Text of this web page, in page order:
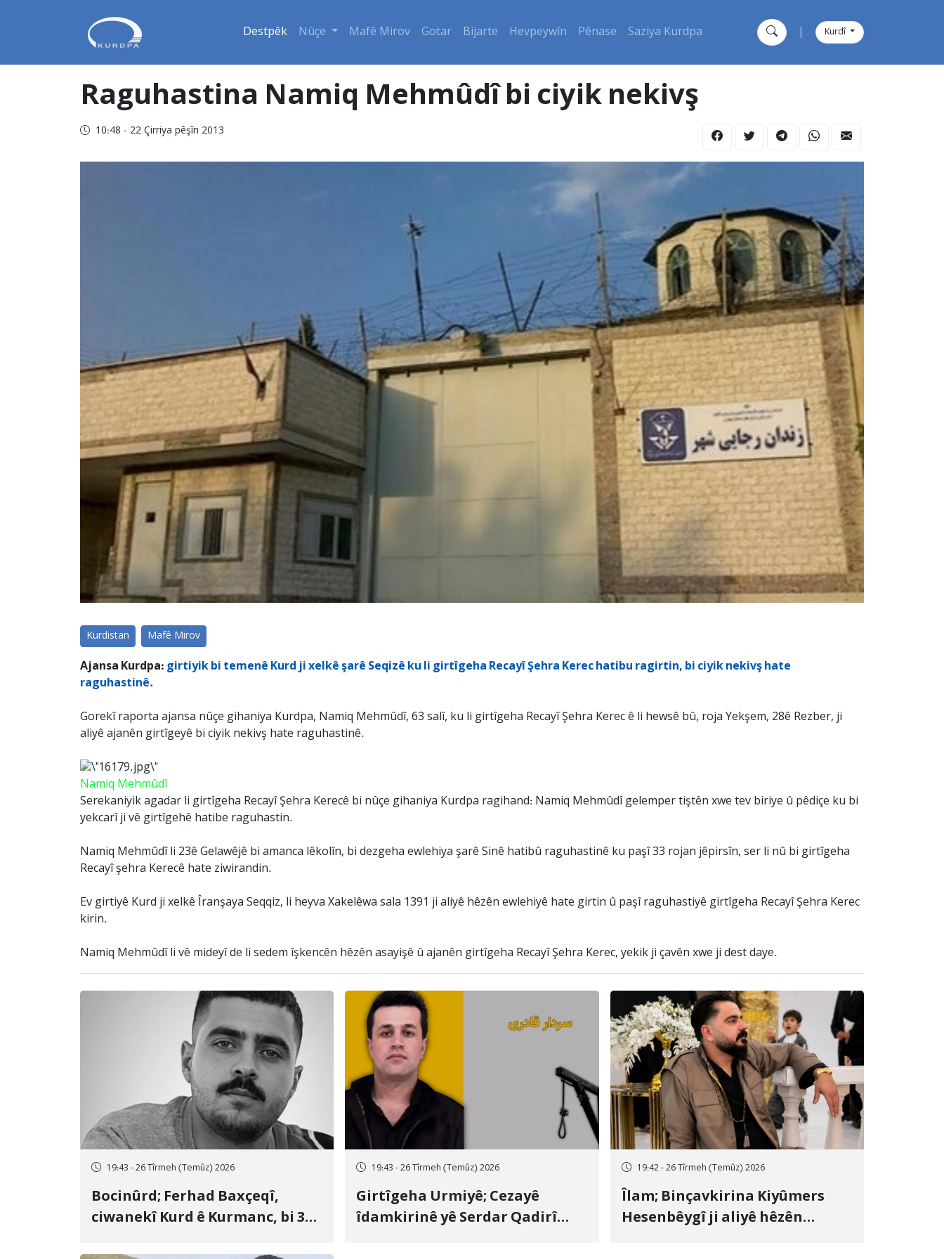
Destpêk Nûçe Mafê Mirov Gotar Bijarte Hevpeywîn Pênase Saziya Kurdpa Kurdî
Raguhastina Namiq Mehmûdî bi ciyik nekivş
10:48 - 22 Çirriya pêşîn 2013
Kurdistan Mafê Mirov
Ajansa Kurdpa: girtiyik bi temenê Kurd ji xelkê şarê Seqizê ku li girtîgeha Recayî Şehra Kerec hatibu ragirtin, bi ciyik nekivş hate
raguhastinê.
Gorekî raporta ajansa nûçe gihaniya Kurdpa, Namiq Mehmûdî, 63 salî, ku li girtîgeha Recayî Şehra Kerec ê li hewsê bû, roja Yekşem, 28ê Rezber, ji
aliyê ajanên girtîgeyê bi ciyik nekivş hate raguhastinê.
Namiq Mehmûdî
Serekaniyik agadar li girtîgeha Recayî Şehra Kerecê bi nûçe gihaniya Kurdpa ragihand: Namiq Mehmûdî gelemper tiştên xwe tev biriye û pêdiçe ku bi
yekcarî ji vê girtîgehê hatibe raguhastin.
Namiq Mehmûdî li 23ê Gelawêjê bi amanca lêkolîn, bi dezgeha ewlehiya şarê Sinê hatibû raguhastinê ku paşî 33 rojan jêpirsîn, ser li nû bi girtîgeha
Recayî şehra Kerecê hate ziwirandin.
Ev girtiyê Kurd ji xelkê Îranşaya Seqqiz, li heyva Xakelêwa sala 1391 ji aliyê hêzên ewlehiyê hate girtin û paşî raguhastiyê girtîgeha Recayî Şehra Kerec
kirin.
Namiq Mehmûdî li vê mideyî de li sedem îşkencên hêzên asayişê û ajanên girtîgeha Recayî Şehra Kerec, yekik ji çavên xwe ji dest daye.
19:43 - 26 Tîrmeh (Temûz) 2026
Bocinûrd; Ferhad Baxçeqî,
ciwanekî Kurd ê Kurmanc, bi 3
19:43 - 26 Tîrmeh (Temûz) 2026
Girtîgeha Urmiyê; Cezayê
îdamkirinê yê Serdar Qadirî
19:42 - 26 Tîrmeh (Temûz) 2026
Îlam; Binçavkirina Kiyûmers
Hesenbêygî ji aliyê hêzên